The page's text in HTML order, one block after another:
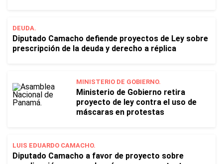
DEUDA.
Diputado Camacho defiende proyectos de Ley sobre
prescripción de la deuda y derecho a réplica
MINISTERIO DE GOBIERNO.
Ministerio de Gobierno retira
proyecto de ley contra el uso de
máscaras en protestas
LUIS EDUARDO CAMACHO.
Diputado Camacho a favor de proyecto sobre